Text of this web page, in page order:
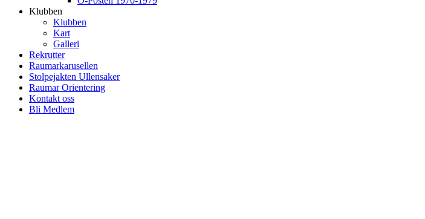
Klubben
Klubben
Kart
Galleri
Rekrutter
Raumarkarusellen
Stolpejakten Ullensaker
Raumar Orientering
Kontakt oss
Bli Medlem